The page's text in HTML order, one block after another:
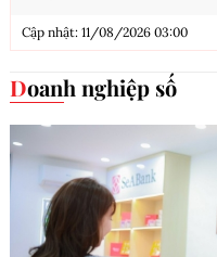
Cập nhật: 11/08/2026 03:00
Doanh nghiệp số